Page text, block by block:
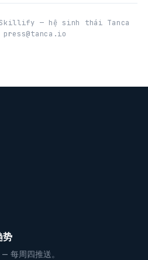
Skillify — hệ sinh thái Tanca
press@tanca.io
势
每周四推送。